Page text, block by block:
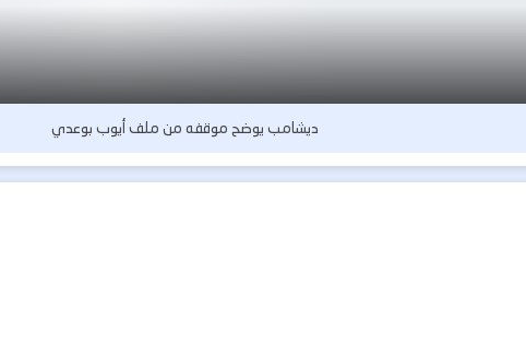
ديشامب يوضح موقفه من ملف أيوب بوعدي